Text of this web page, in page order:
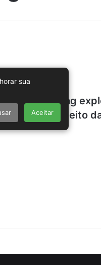
de airbag
por defeito
sua
Aceitar